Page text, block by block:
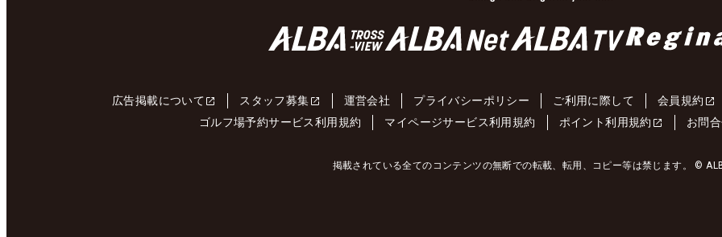
広告掲載について スタッフ募集 運営会社 プライバシーポリシー ご利用に際して 会員規約
ゴルフ場予約サービス利用規約
マイページサービス利用規約 ポイント利用規約 お問
掲載されている全てのコンテンツの無断での転載、転用、コピー等は禁じます。 ©